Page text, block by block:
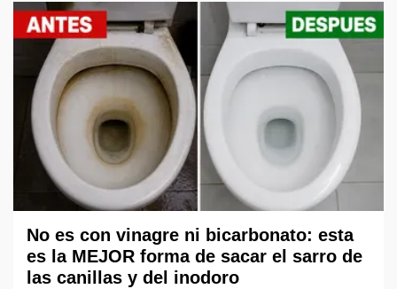
No es con vinagre ni bicarbonato: esta
es la MEJOR forma de sacar el sarro de
las canillas y del inodoro